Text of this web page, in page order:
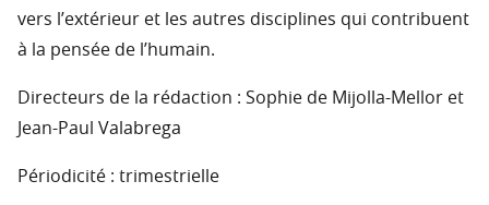
vers l’extérieur et les autres disciplines qui contribuent
à la pensée de l’humain.
Directeurs de la rédaction : Sophie de Mijolla-Mellor et
Jean-Paul Valabrega
Périodicité : trimestrielle